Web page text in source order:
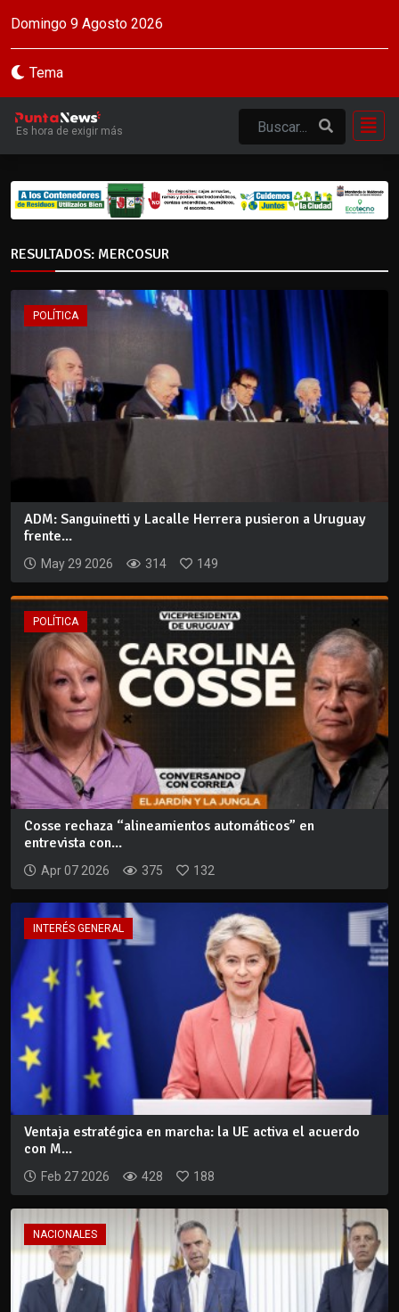
Domingo 9 Agosto 2026
Tema
Es hora de exigir más
RESULTADOS: MERCOSUR
POLÍTICA
ADM: Sanguinetti y Lacalle Herrera pusieron a Uruguay
frente...
May 29 2026 314 149
POLÍTICA
Cosse rechaza “alineamientos automáticos” en
entrevista con...
Apr 07 2026 375 132
INTERÉS GENERAL
Ventaja estratégica en marcha: la UE activa el acuerdo
con M...
Feb 27 2026 428 188
NACIONALES